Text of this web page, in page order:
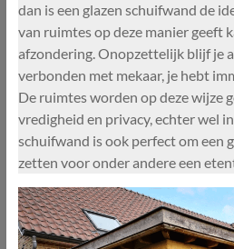
dan is een glazen schuifwand de
van ruimtes op deze manier geeft
afzondering. Onopzettelijk blijf je
verbonden met mekaar, je hebt
De ruimtes worden op deze wijze
vredigheid en privacy, echter wel
schuifwand is ook perfect om een
zetten voor onder andere een